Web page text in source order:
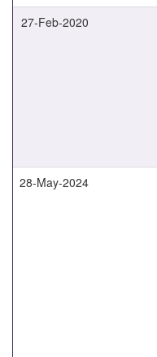
27-Feb-2020
28-May-2024